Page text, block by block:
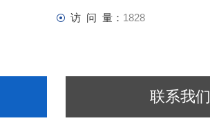
访 问 量： 1828
联系我们